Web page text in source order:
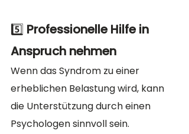
5️⃣ Professionelle Hilfe in
Anspruch nehmen
Wenn das Syndrom zu einer
erheblichen Belastung wird, kann
die Unterstützung durch einen
Psychologen sinnvoll sein.